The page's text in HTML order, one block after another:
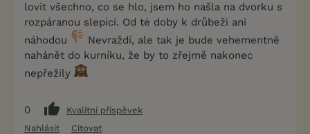
lovit všechno, co se hlo, jsem ho našla na dvorku s
rozpáranou slepicí. Od té doby k drůbeži ani
náhodou
Nevraždí, ale tak je bude vehementně
nahánět do kurníku, že by to zřejmě nakonec
nepřežily
0
Kvalitní příspěvek
Nahlásit
Citovat